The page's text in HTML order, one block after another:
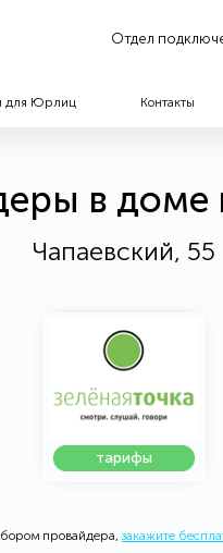
Отдел
для Юрлиц Контакты
в доме
Чапаевский, 55
тарифы
провайдера,закажите